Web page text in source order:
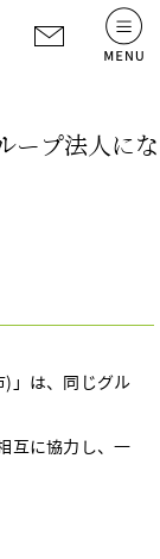
ープ法人にな
)」は、同じグル
互に協力し、一